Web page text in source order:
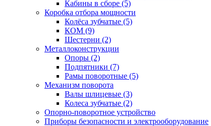
Кабины в сборе (5)
Коробка отбора мощности
Колёса зубчатые (5)
КОМ (9)
Шестерни (2)
Металлоконструкции
Опоры (2)
Подпятники (7)
Рамы поворотные (5)
Механизм поворота
Валы шлицевые (3)
Колеса зубчатые (2)
Опорно-поворотное устройство
Приборы безопасности и электрооборудование